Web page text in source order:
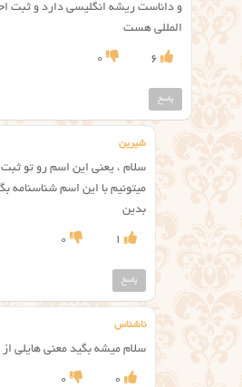
و داناست ریشه انگلیسی دارد و ثبت
المللی هست
6
0
پاسخ
شیرین
سلام ، یعنی این اسم رو تو
میتونیم با این اسم شناسنامه
بدین
1
0
پاسخ
ناشناس
سلام میشه بگید معنی هایلی از
0
0